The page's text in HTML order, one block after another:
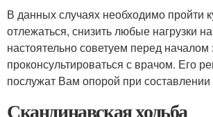
В данных случаях необходимо пройти
отлежаться, снизить любые нагрузки
настоятельно советуем перед началом
проконсультироваться с врачом. Его
послужат Вам опорой при составлении
Скандинавская ходьба